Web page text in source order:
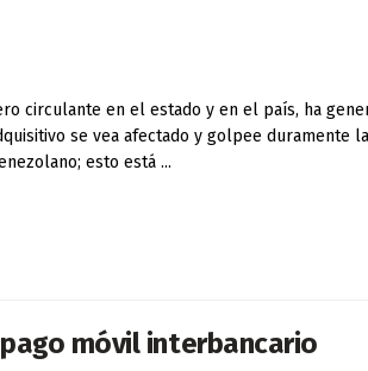
circulante en el estado y en el país, ha
se vea afectado y golpee duramente la
esto está ...
móvil interbancario